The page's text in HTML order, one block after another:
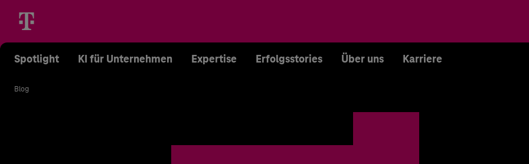
Spotlight KI für Unternehmen Expertise Erfolgsstories Über uns Karriere
Blog